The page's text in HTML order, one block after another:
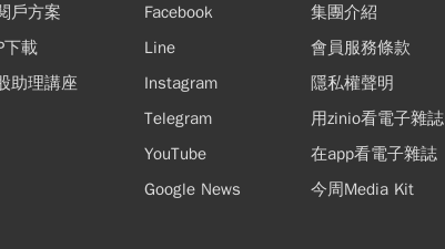
戶方案
下載
助理講座
Facebook
Line
Instagram
Telegram
YouTube
Google News
集團介紹
會員服務條款
隱私權聲明
用zinio看電子雜誌
在app看電子雜誌
今周Media Kit